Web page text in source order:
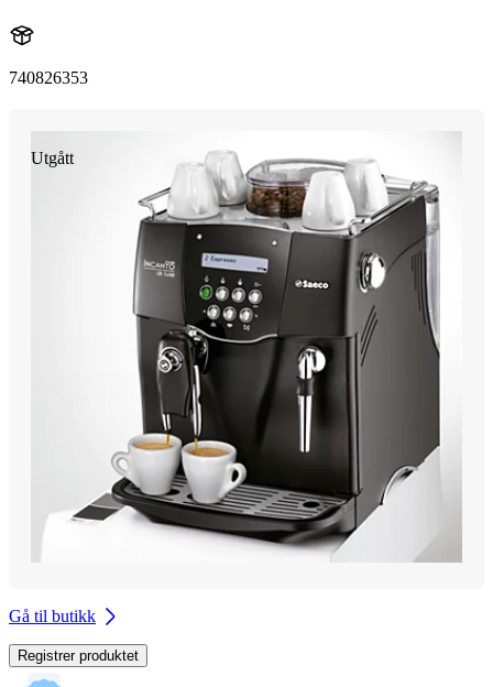
740826353
Utgått
Gå til butikk
Registrer produktet